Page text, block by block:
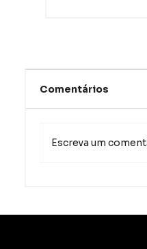
segurança
Comentários
Escreva um